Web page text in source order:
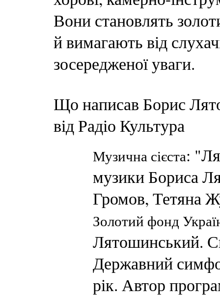
Вони становлять
й вимагають від
зосередженої уваги.
Що написав Борис
від Радіо Культура
Музична сієста:
музики Бориса
Громов, Тетяна
Золотий фонд
Лятошинський.
Державний
рік. Автор